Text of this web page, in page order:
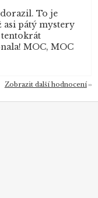
To je
asi pátý mystery
tentokrát
MOC, MOC
Zobrazit další hodnocení